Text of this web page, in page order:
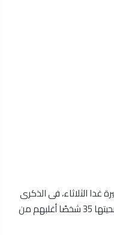
غدا الثلاثاء، فى الذكرى
السنوية الأولى لأحداث ماسبيرو التى راح ضحيتها 35 شخصًا أغلبهم من